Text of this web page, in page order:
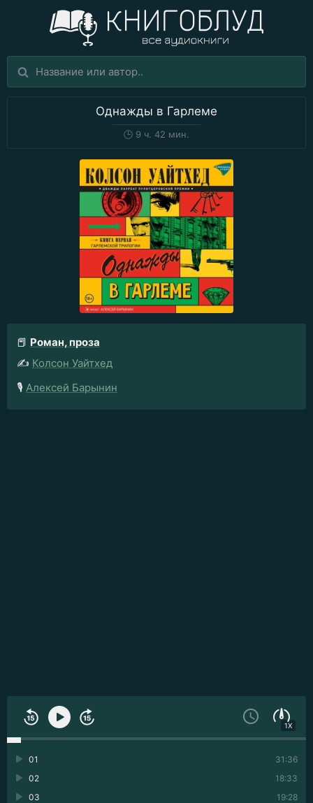
Однажды в Гарлеме
🕒 9 ч. 42 мин.
📕 Роман, проза
✍️ Колсон Уайтхед
🎙️ Алексей Барынин
1X
31:36
01
18:33
02
19:28
03